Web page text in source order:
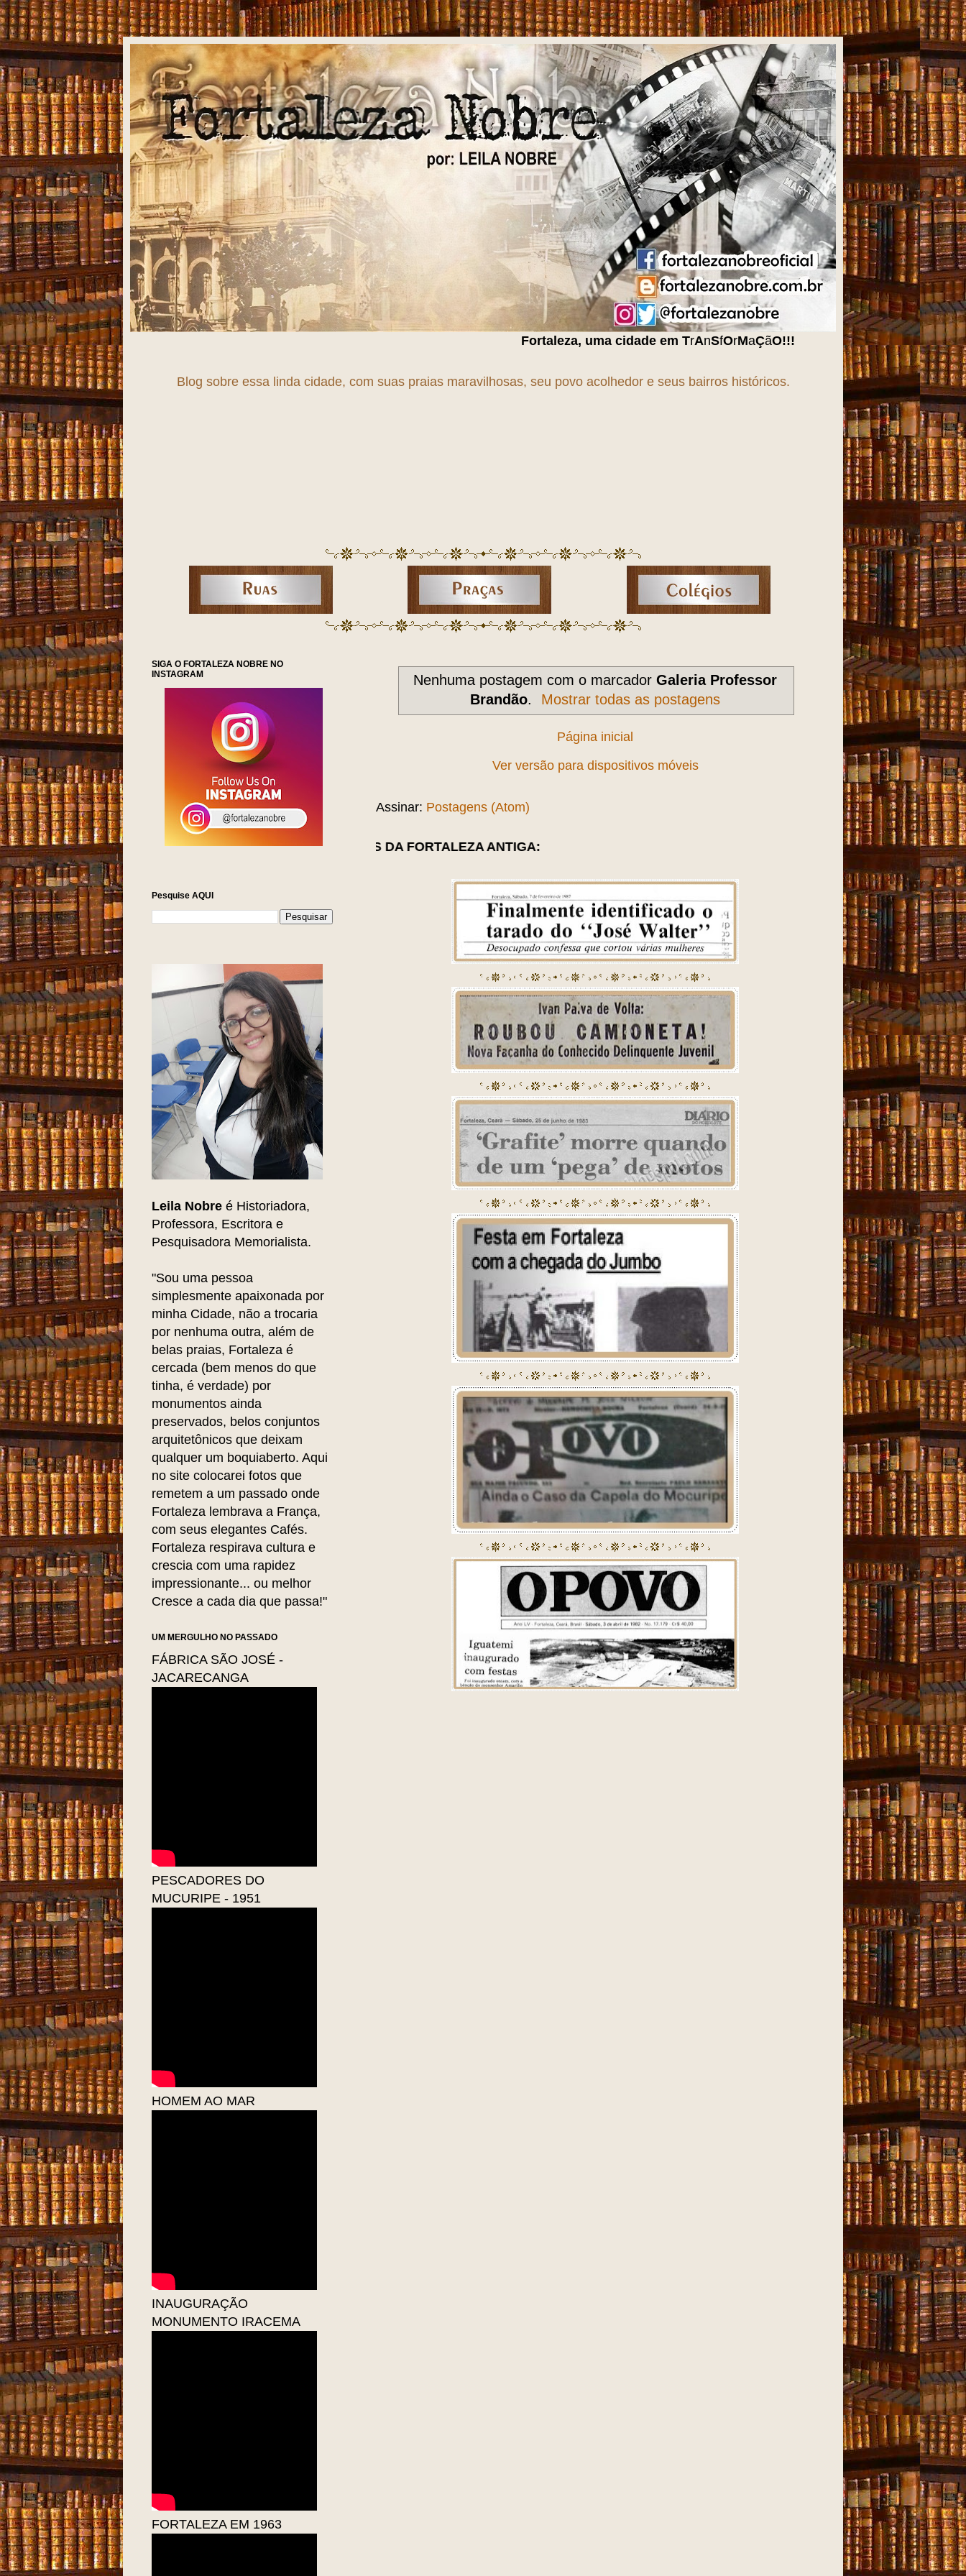
Fortaleza, uma cidade emTrAnSfOrMaÇã O!!!
Blog sobre essa linda cidade, com suas praias maravilhosas, seu povo acolhedor e seus bairros históricos.
Nenhuma postagem com o marcador Galeria Professor
Brandão. Mostrar todas as postagens
Página inicial
Ver versão para dispositivos móveis
Assinar: Postagens (Atom)
NOTÍCIAS DA FORTALEZA ANTIGA:
SIGA O FORTALEZA NOBRE NO
INSTAGRAM
Pesquise AQUI
Leila Nobre é Historiadora,
Professora, Escritora e
Pesquisadora Memorialista.
"Sou uma pessoa
simplesmente apaixonada por
minha Cidade, não a trocaria
por nenhuma outra, além de
belas praias, Fortaleza é
cercada (bem menos do que
tinha, é verdade) por
monumentos ainda
preservados, belos conjuntos
arquitetônicos que deixam
qualquer um boquiaberto. Aqui
no site colocarei fotos que
remetem a um passado onde
Fortaleza lembrava a França,
com seus elegantes Cafés.
Fortaleza respirava cultura e
crescia com uma rapidez
impressionante... ou melhor
Cresce a cada dia que passa!"
UM MERGULHO NO PASSADO
FÁBRICA SÃO JOSÉ -
JACARECANGA
PESCADORES DO
MUCURIPE - 1951
HOMEM AO MAR
INAUGURAÇÃO
MONUMENTO IRACEMA
FORTALEZA EM 1963